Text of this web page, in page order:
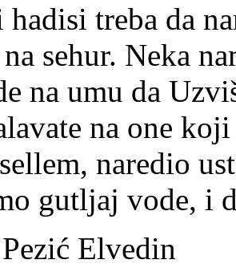
hadisi treba da
sehur. Neka
na umu da
na one
naredio
gutljaj vode, i
Elvedin